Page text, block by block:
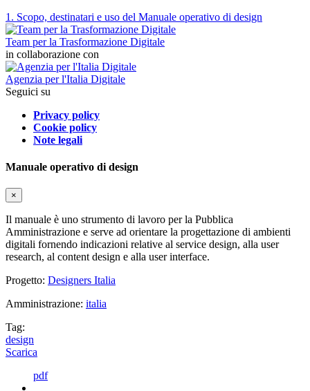
1. Scopo, destinatari e uso del Manuale operativo di design
Team per la Trasformazione Digitale
in collaborazione con
Agenzia per l'Italia Digitale
Seguici su
Privacy policy
Cookie policy
Note legali
Manuale operativo di design
×
Il manuale è uno strumento di lavoro per la Pubblica
Amministrazione e serve ad orientare la progettazione di ambienti
digitali fornendo indicazioni relative al service design, alla user
research, al content design e alla user interface.
Progetto: Designers Italia
Amministrazione: italia
Tag:
design
Scarica
pdf